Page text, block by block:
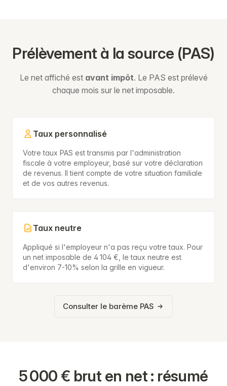
Prélèvement à la source (PAS)
Le net affiché est avant impôt. Le PAS est prélevé
chaque mois sur le net imposable.
Taux personnalisé
Votre taux PAS est transmis par l'administration
fiscale à votre employeur, basé sur votre déclaration
de revenus. Il tient compte de votre situation familiale
et de vos autres revenus.
Taux neutre
Appliqué si l'employeur n'a pas reçu votre taux. Pour
un net imposable de 4 104 €, le taux neutre est
d'environ 7-10% selon la grille en vigueur.
Consulter le barème PAS
5 000 € brut en net : résumé